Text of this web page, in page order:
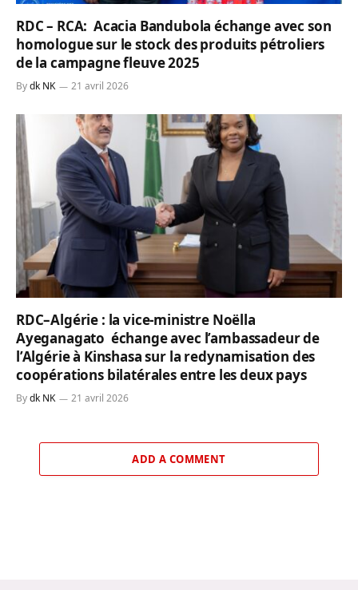
RDC – RCA: Acacia Bandubola échange avec son
homologue sur le stock des produits pétroliers
de la campagne fleuve 2025
Bydk NK 21 avril 2026
RDC–Algérie : la vice-ministre Noëlla
Ayeganagato échange avec l’ambassadeur de
l’Algérie à Kinshasa sur la redynamisation des
coopérations bilatérales entre les deux pays
Bydk NK 21 avril 2026
ADD A COMMENT